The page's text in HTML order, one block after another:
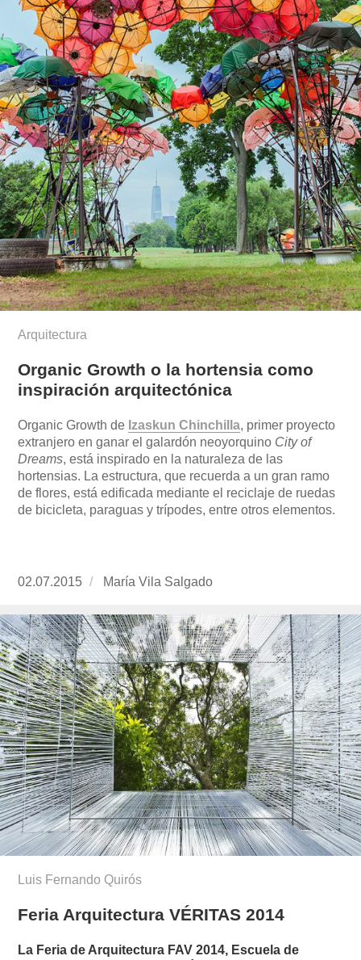
Arquitectura
Organic Growth o la hortensia como
inspiración arquitectónica
Organic Growth de Izaskun Chinchilla, primer proyecto
extranjero en ganar el galardón neoyorquino City of
Dreams, está inspirado en la naturaleza de las
hortensias. La estructura, que recuerda a un gran ramo
de flores, está edificada mediante el reciclaje de ruedas
de bicicleta, paraguas y trípodes, entre otros elementos.
Publicado
02.07.2015 https://www.experimenta.es/author/mariavila/
María Vila Salgado
Luis Fernando Quirós
Feria Arquitectura VÉRITAS 2014
La Feria de Arquitectura FAV 2014, Escuela de